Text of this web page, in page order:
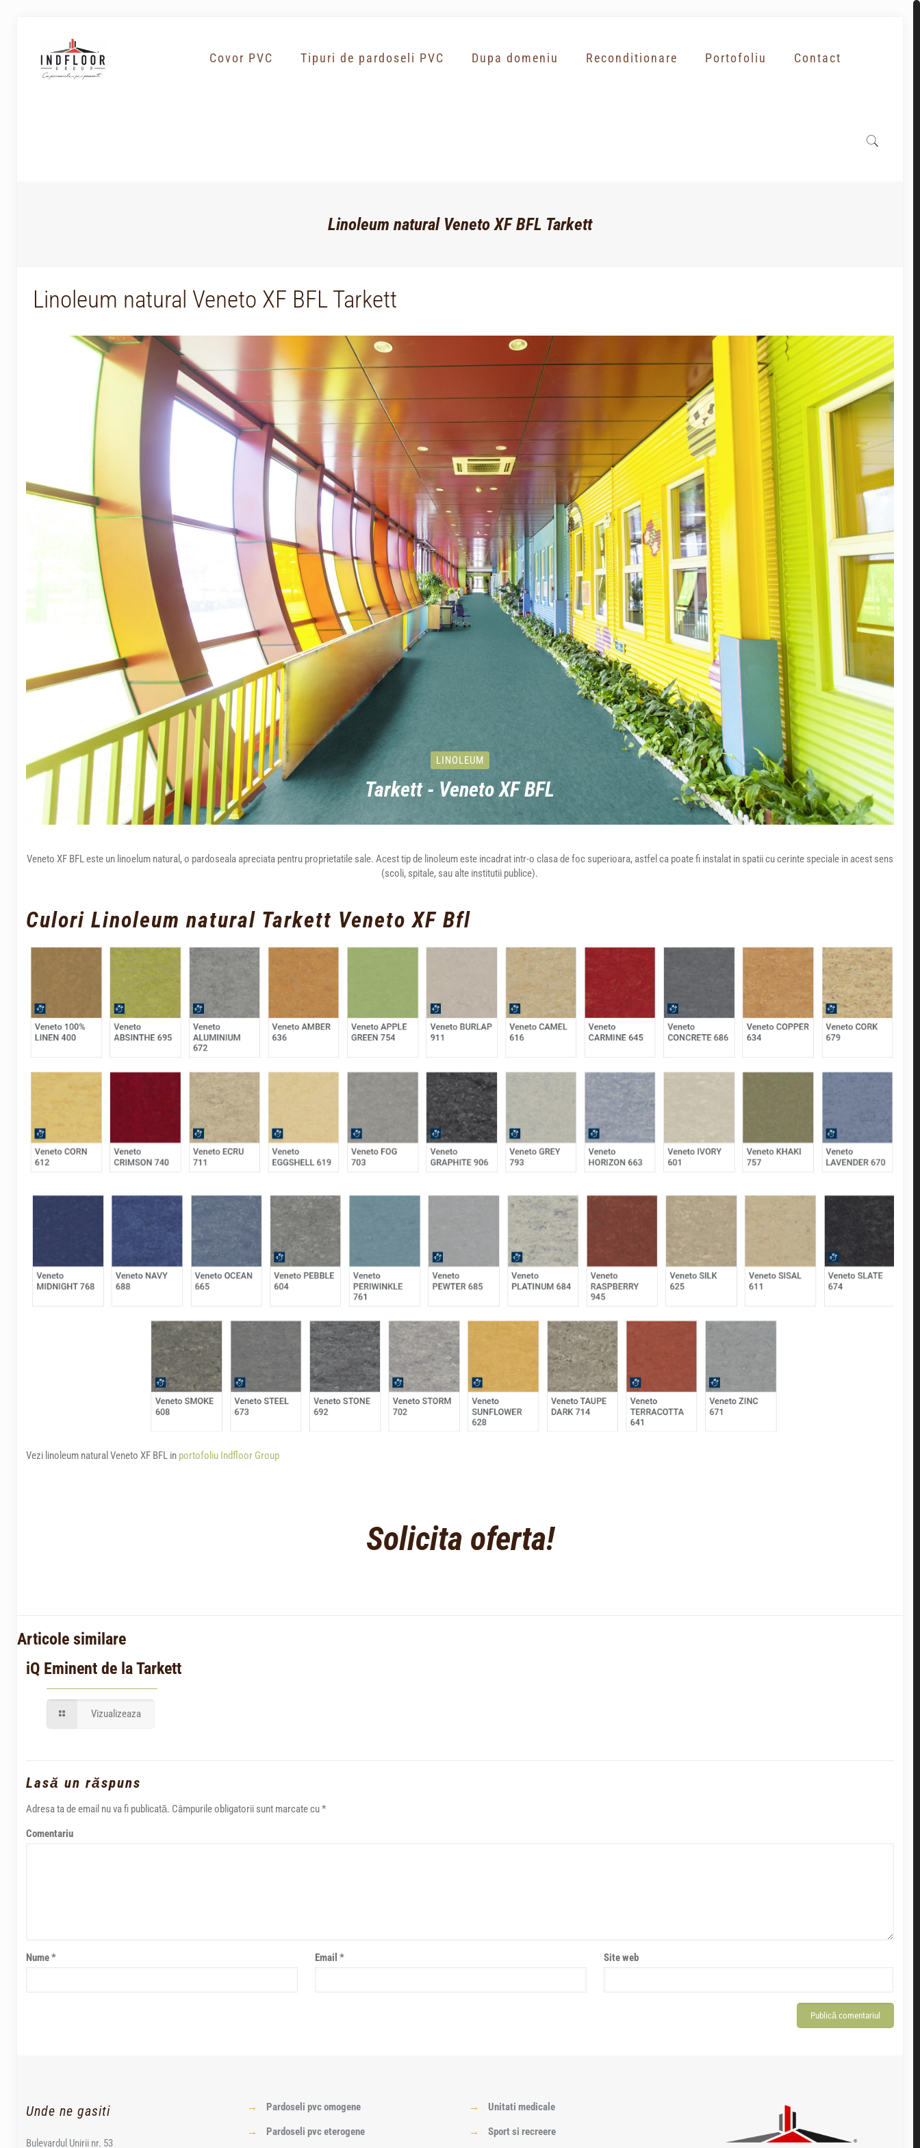
Covor PVC Tipuri de pardoseli PVC Dupa domeniu Reconditionare Portofoliu Contact
Linoleum natural Veneto XF BFL Tarkett
Linoleum natural Veneto XF BFL Tarkett
LINOLEUM
Tarkett - Veneto XF BFL
Veneto XF BFL este un linoelum natural, o pardoseala apreciata pentru proprietatile sale. Acest tip de linoleum este incadrat intr-o clasa de foc superioara, astfel ca poate fi instalat in spatii cu cerinte speciale in acest sens
(scoli, spitale, sau alte institutii publice).
Culori Linoleum natural Tarkett Veneto XF Bfl
Vezi linoleum natural Veneto XF BFL in portofoliu Indfloor Group
Solicita oferta!
Articole similare
iQ Eminent de la Tarkett
Vizualizeaza
Lasă un răspuns
Adresa ta de email nu va fi publicată. Câmpurile obligatorii sunt marcate cu*
Comentariu
Nume* Email* Site web
Unde ne gasiti
Bulevardul Unirii nr. 53
→
Pardoseli pvc omogene
→
Pardoseli pvc eterogene
→
Unitati medicale
→
Sport si recreere